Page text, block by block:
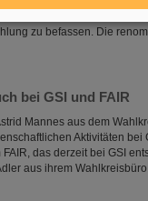
zu befassen. Die
bei GSI und FAIR
Mannes aus dem
Aktivitäten bei
das derzeit bei GSI
aus ihrem